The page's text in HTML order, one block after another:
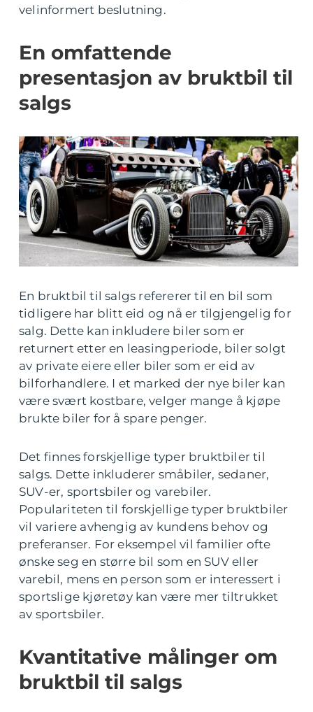
velinformert beslutning.
En omfattende
presentasjon av bruktbil til
salgs
En bruktbil til salgs refererer til en bil som
tidligere har blitt eid og nå er tilgjengelig for
salg. Dette kan inkludere biler som er
returnert etter en leasingperiode, biler solgt
av private eiere eller biler som er eid av
bilforhandlere. I et marked der nye biler kan
være svært kostbare, velger mange å kjøpe
brukte biler for å spare penger.
Det finnes forskjellige typer bruktbiler til
salgs. Dette inkluderer småbiler, sedaner,
SUV-er, sportsbiler og varebiler.
Populariteten til forskjellige typer bruktbiler
vil variere avhengig av kundens behov og
preferanser. For eksempel vil familier ofte
ønske seg en større bil som en SUV eller
varebil, mens en person som er interessert i
sportslige kjøretøy kan være mer tiltrukket
av sportsbiler.
Kvantitative målinger om
bruktbil til salgs